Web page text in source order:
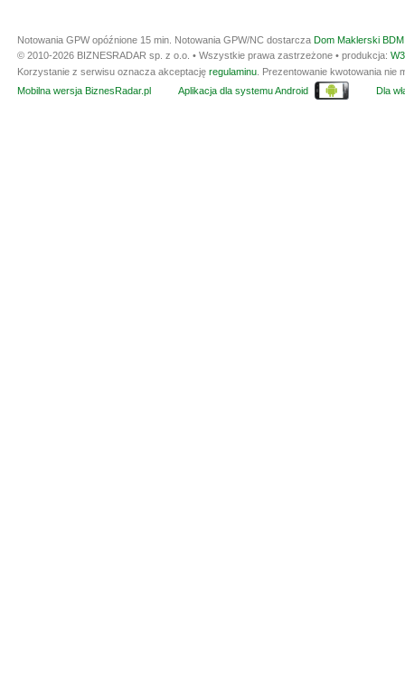
Notowania GPW opóźnione 15 min. Notowania GPW/NC dostarcza Dom Maklerski
© 2010-2026 BIZNESRADAR sp. z o.o. • Wszystkie prawa zastrzeżone • produkcja:
Korzystanie z serwisu oznacza akceptację regulaminu . Prezentowanie kwotowania
Mobilna wersja BiznesRadar.pl
Aplikacja dla systemu Android Dla